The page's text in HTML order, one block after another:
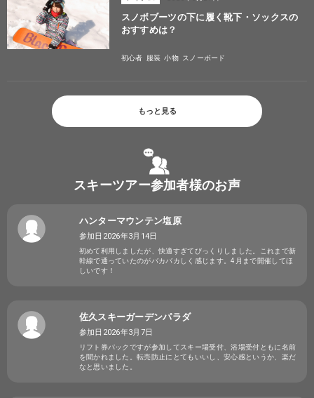
スノボブーツの下に履く靴下・ソックスの
おすすめは？
初心者 服装 小物 スノーボード
もっと見る
スキーツアー参加者様のお声
ハンターマウンテン塩原
参加日2026年3月14日
初めて利用しましたが、快適すぎてびっくりしました。これまで新
幹線で通っていたのがバカバカしく感じます。4月まで開催してほ
しいです！
佐久スキーガーデンパラダ
参加日2026年3月7日
リフト券パックですが参加してスキー場受付、浴場受付ともに名前
を聞かれました。転売防止にとてもいいし、安心感というか、楽だ
なと思いました。